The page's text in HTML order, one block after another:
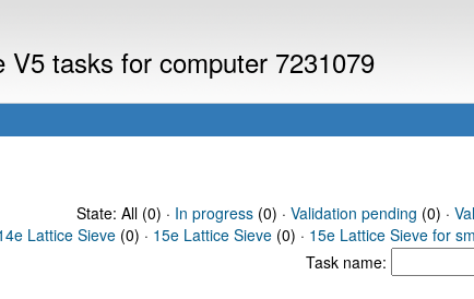
V5 tasks for computer 7231079
State: All (0) · In progress(0) · Validation pending (0) ·
Lattice Sieve (0) · 15e Lattice Sieve (0) · 15e Lattice Sieve for
Task name: